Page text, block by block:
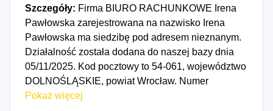
Szczegóły: Firma BIURO RACHUNKOWE Irena
Pawłowska zarejestrowana na nazwisko Irena
Pawłowska ma siedzibę pod adresem nieznanym.
Działalność została dodana do naszej bazy dnia
05/11/2025. Kod pocztowy to 54-061, województwo
DOLNOŚLĄSKIE, powiat Wrocław. Numer
Identyfikacji Podatkowej NIP to 8943272087, a
Pokaż więcej